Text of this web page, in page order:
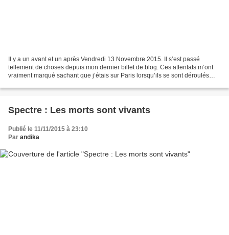
Il y a un avant et un après Vendredi 13 Novembre 2015. Il s’est passé
tellement de choses depuis mon dernier billet de blog. Ces attentats m’ont
vraiment marqué sachant que j’étais sur Paris lorsqu’ils se sont déroulés…
Spectre : Les morts sont vivants
Publié le 11/11/2015 à 23:10
Par andika